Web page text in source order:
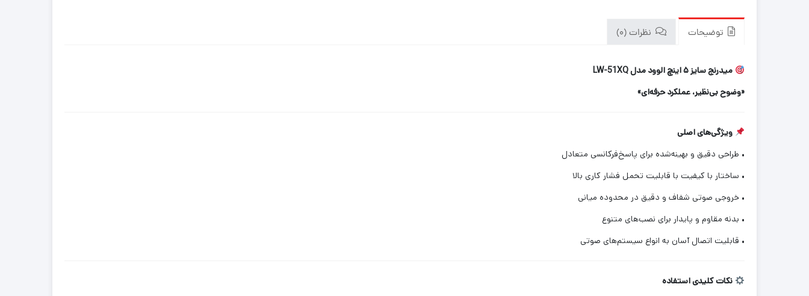
توضیحات نظرات (0)
میدرنج سایز ۵ اینچ الوود مدل LW-51XQ
«وضوح بی‌نظیر، عملکرد حرفه‌ای»
ویژگی‌های اصلی
• طراحی دقیق و بهینه‌شده برای پاسخ‌فرکانسی متعادل
• ساختار با کیفیت با قابلیت تحمل فشار کاری بالا
• خروجی صوتی شفاف و دقیق در محدوده میانی
• بدنه مقاوم و پایدار برای نصب‌های متنوع
• قابلیت اتصال آسان به انواع سیستم‌های صوتی
نکات کلیدی استفاده